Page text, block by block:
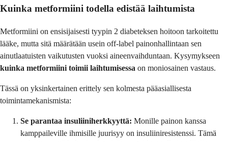
Kuinka metformiini todella edistää laihtumista
Metformiini on ensisijaisesti tyypin 2 diabeteksen hoitoon tarkoitettu
lääke, mutta sitä määrätään usein off-label painonhallintaan sen
ainutlaatuisten vaikutusten vuoksi aineenvaihduntaan. Kysymykseen
kuinka metformiini toimii laihtumisessa on moniosainen vastaus.
Tässä on yksinkertainen erittely sen kolmesta pääasiallisesta
toimintamekanismista:
Se parantaa insuliiniherkkyyttä: Monille painon kanssa
kamppaileville ihmisille juurisyy on insuliiniresistenssi. Tämä